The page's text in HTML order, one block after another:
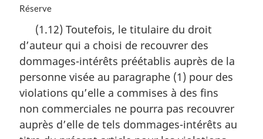
i
l
e
:
N
e
m
r
g
i
a
Réserve
(1.12) Toutefois, le titulaire du droit
d’auteur qui a choisi de recouvrer des
dommages-intérêts préétablis auprès de la
personne visée au paragraphe (1) pour des
violations qu’elle a commises à des fins
non commerciales ne pourra pas recouvrer
auprès d’elle de tels dommages-intérêts au